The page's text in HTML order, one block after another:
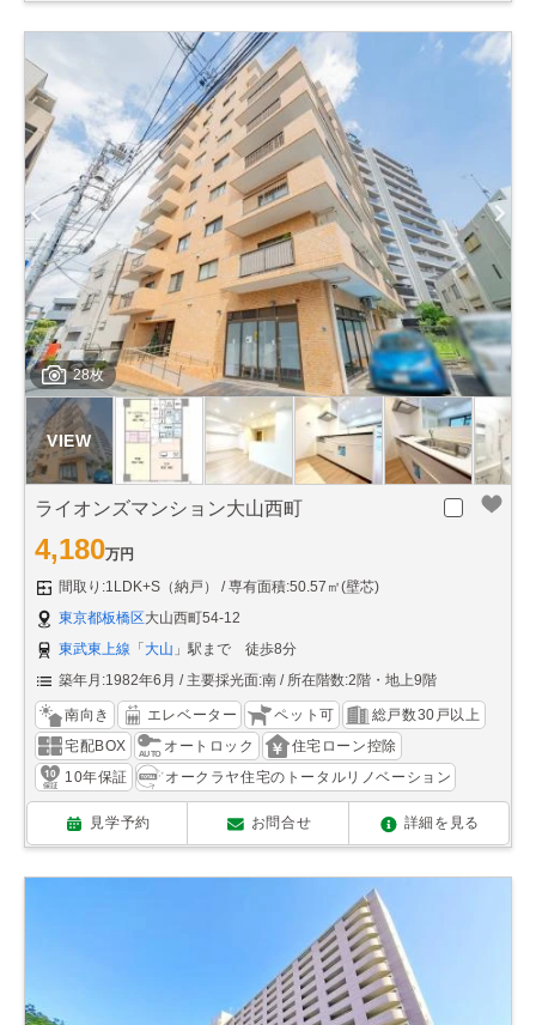
28枚
ライオンズマンション大山西町
4,180万円
間取り:1LDK+S（納戸）
専有面積:50.57㎡(壁芯)
東京都板橋区大山西町54-12
東武東上線 「 大山 」駅まで 徒歩8分
築年月:1982年6月
主要採光面:南 所在階数:2階・地上9階
南向き エレベーター ペット可
総戸数30戸以上
宅配BOX
オートロック
住宅ローン控除
10年保証
オークラヤ住宅のトータルリノベーション
見学予約 お問合せ 詳細を見る